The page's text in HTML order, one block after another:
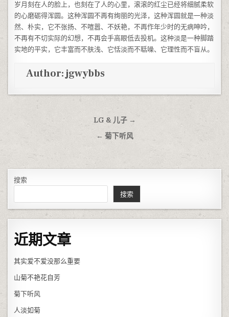
岁月刻在人的脸上，也刻在了人的心里，滚滚的红尘已经将细腻柔软
的心磨砺得浑圆。这种浑圆不再有绚丽的光泽，这种浑圆就是一种淡
然、朴实，它不张扬、不喧嚣、不妖艳，不再作年少时的无病呻吟，
不再有不切实际的幻想，不再会手高眼低去投机。这种淡是一种脚踏
实地的平实，它丰富而不肤浅、它恬淡而不聒噪、它理性而不盲从。
Author:jgwybbs
LG & 儿子 →
← 菊下听风
搜索
搜索
近期文章
其实爱不爱没那么重要
山菊不艳花自芳
菊下听风
人淡如菊